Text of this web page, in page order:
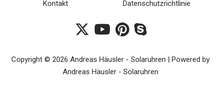
Kontakt Datenschutzrichtlinie
Copyright © 2026 Andreas Häusler - Solaruhren | Powered by
Andreas Häusler - Solaruhren